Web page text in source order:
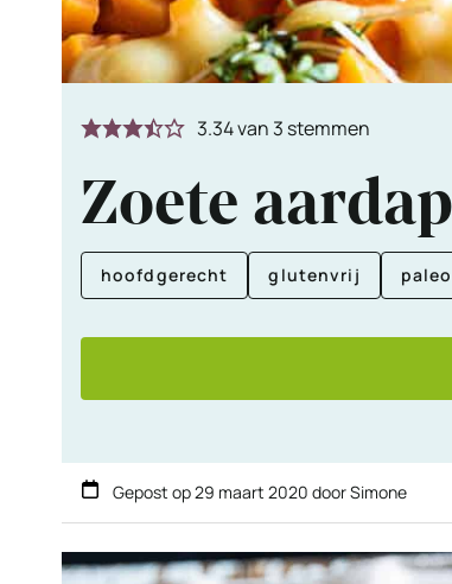
3.34van 3 stemmen
Zoete
hoofdgerecht glutenvrij paleo
Gepost op29 maart 2020 doorSimone